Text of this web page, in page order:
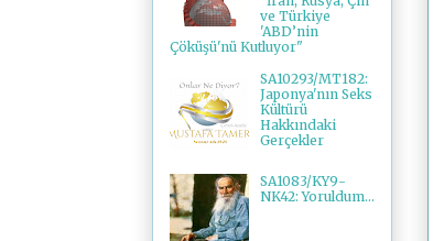
ve Türkiye
'ABD’nin
Çöküşü'nü Kutluyor"
SA10293/MT182:
Japonya'nın Seks
Kültürü
Hakkındaki
Gerçekler
SA1083/KY9-
NK42: Yoruldum...